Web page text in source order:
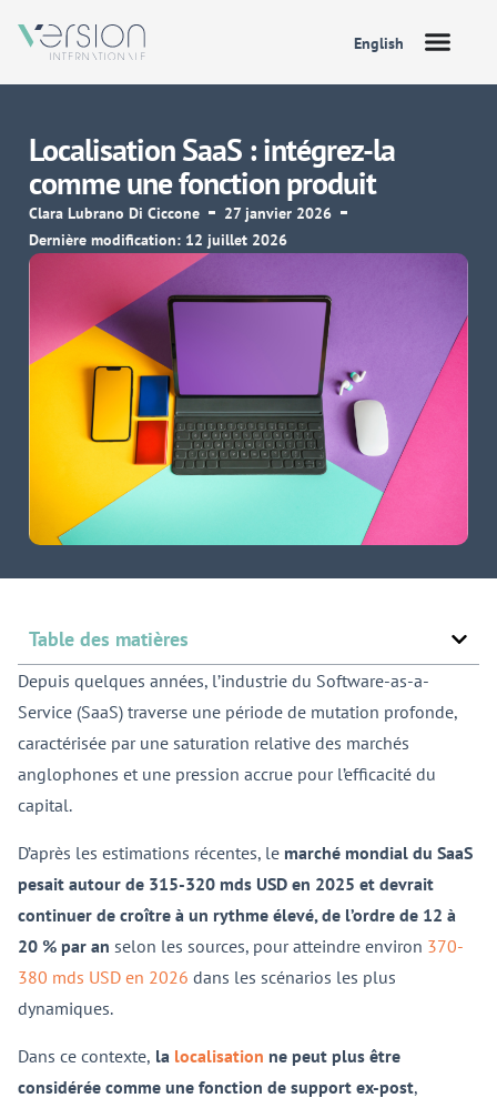
English
Localisation SaaS : intégrez-la
comme une fonction produit
Clara Lubrano Di Ciccone
27 janvier 2026
Dernière modification: 12 juillet 2026
Table des matières
Depuis quelques années, l’industrie du Software-as-a-
Service (SaaS) traverse une période de mutation profonde,
caractérisée par une saturation relative des marchés
anglophones et une pression accrue pour l’efficacité du
capital.
D’après les estimations récentes, le marché mondial du SaaS
pesait autour de 315-320 mds USD en 2025 et devrait
continuer de croître à un rythme élevé, de l’ordre de 12 à
20 % par an selon les sources, pour atteindre environ 370-
380 mds USD en 2026 dans les scénarios les plus
dynamiques.
Dans ce contexte, la localisation ne peut plus être
considérée comme une fonction de support ex-post,